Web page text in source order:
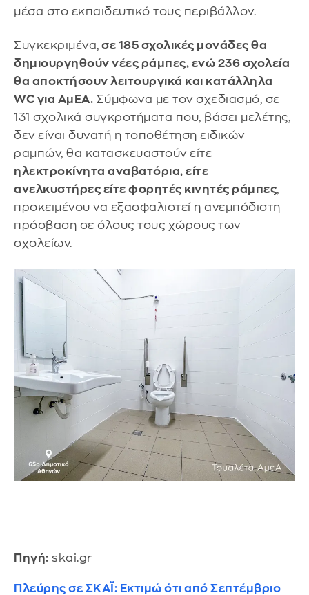
μέσα στο εκπαιδευτικό τους περιβάλλον.
Συγκεκριμένα, σε 185 σχολικές μονάδες θα
δημιουργηθούν νέες ράμπες, ενώ 236 σχολεία
θα αποκτήσουν λειτουργικά και κατάλληλα
WC για ΑμΕΑ. Σύμφωνα με τον σχεδιασμό, σε
131 σχολικά συγκροτήματα που, βάσει μελέτης,
δεν είναι δυνατή η τοποθέτηση ειδικών
ραμπών, θα κατασκευαστούν είτε
ηλεκτροκίνητα αναβατόρια, είτε
ανελκυστήρες είτε φορητές κινητές ράμπες,
προκειμένου να εξασφαλιστεί η ανεμπόδιστη
πρόσβαση σε όλους τους χώρους των
σχολείων.
Πηγή: skai.gr
Πλεύρης σε ΣΚΑΪ: Εκτιμώ ότι από Σεπτέμβριο